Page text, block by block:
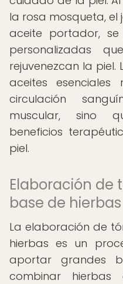
la rosa mosqueta, el
aceite portador,
personalizadas
rejuvenezcan la piel.
aceites
circulación
muscular, sino
beneficios
piel.
Elaboración de
base de hierbas
La elaboración de
hierbas es un
aportar grandes
combinar